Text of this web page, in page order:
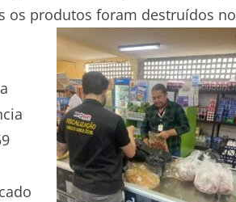
os produtos foram destruídos no